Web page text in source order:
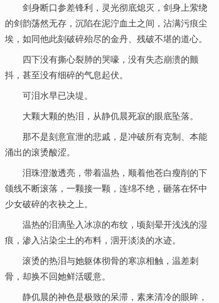
剑身断口参差锋利，灵光彻底熄灭，剑身上萦绕
的剑韵荡然无存，沉陷在泥泞血土之间，沾满污痕尘
埃，如同他此刻破碎殆尽的金丹、残破不堪的道心。
四下没有撕心裂肺的哭嚎，没有失态崩溃的颤
抖，甚至没有细碎的气息起伏。
可泪水早已决堤。
大颗大颗的热泪，从静仉晨死寂的眼底坠落。
那不是刻意宣泄的悲戚，是冲破所有克制、本能
涌出的滚烫酸涩。
泪珠澄澈透亮，带着温热，顺着他苍白瘦削的下
颌线不断滚落，一颗接一颗，连绵不绝，砸落在怀中
少女破碎的衣袂之上。
温热的泪滴坠入冰凉的布纹，顷刻晕开浅浅的湿
痕，渗入沾染尘土的布料，洇开淡淡的水迹。
滚烫的热泪与她躯体彻骨的寒凉相触，温差刺
骨，却换不回她鲜活暖意。
静仉晨的神色是极致的呆滞，素来清冷的眼眸，